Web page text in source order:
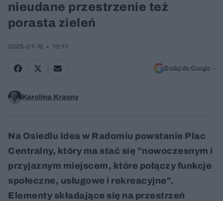
nieudane przestrzenie też
porasta zieleń
2025-07-16 12:17
Dodaj do Google
Karolina Krasny
Na Osiedlu Idea w Radomiu powstanie Plac
Centralny, który ma stać się "nowoczesnym i
przyjaznym miejscem, które połączy funkcje
społeczne, usługowe i rekreacyjne".
Elementy składające się na przestrzeń